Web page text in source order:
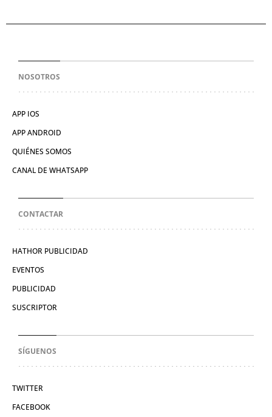
NOSOTROS
APP IOS
APP ANDROID
QUIÉNES SOMOS
CANAL DE WHATSAPP
CONTACTAR
HATHOR PUBLICIDAD
EVENTOS
PUBLICIDAD
SUSCRIPTOR
SÍGUENOS
TWITTER
FACEBOOK